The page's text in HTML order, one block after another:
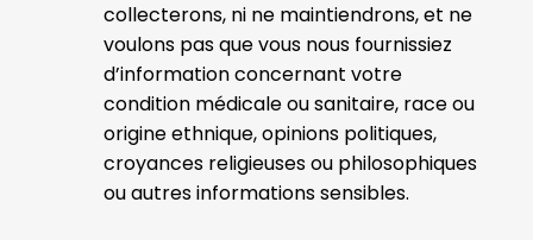
collecterons, ni ne maintiendrons, et ne
voulons pas que vous nous fournissiez
d’information concernant votre
condition médicale ou sanitaire, race ou
origine ethnique, opinions politiques,
croyances religieuses ou philosophiques
ou autres informations sensibles.